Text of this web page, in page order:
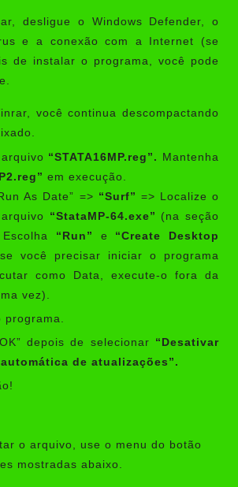
desligue o Windows Defender, o
e a conexão com a Internet (se
de instalar o programa, você pode
você continua descompactando
“STATA16MP.reg”. Mantenha
em execução.
As Date” => “Surf” => Localize o
“StataMP-64.exe” (na seção
“Run” e “Create Desktop
você precisar iniciar o programa
como Data, execute-o fora da
vez).
depois de selecionar “Desativar
de atualizações”.
o arquivo, use o menu do botão
mostradas abaixo.